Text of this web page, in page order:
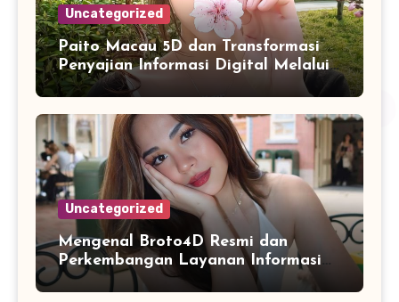
Uncategorized
Paito Macau 5D dan Transformasi
Penyajian Informasi Digital Melalui
Visualisasi Data Modern
Uncategorized
Mengenal Broto4D Resmi dan
Perkembangan Layanan Informasi
Berbasis Teknologi Modern